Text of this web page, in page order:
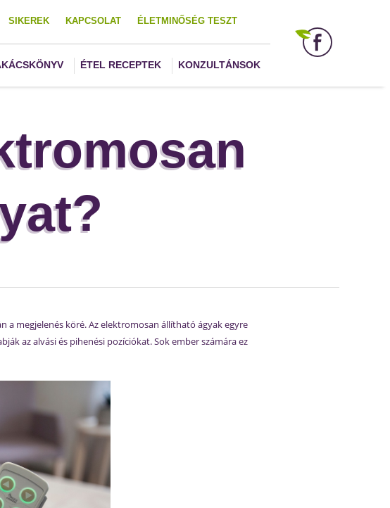
SIKEREK KAPCSOLAT ÉLETMINŐSÉG TESZT
ÉTEL RECEPTEK KONZULTÁNSOK
a megjelenés köré. Az elektromosan állítható ágyak egyre
az alvási és pihenési pozíciókat. Sok ember számára ez